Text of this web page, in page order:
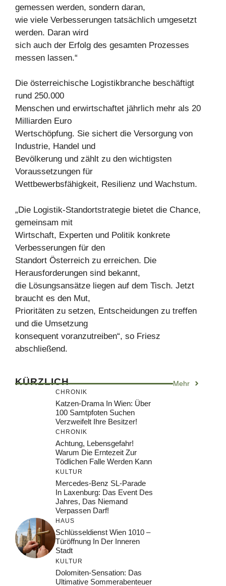
gemessen werden, sondern daran,
wie viele Verbesserungen tatsächlich umgesetzt
werden. Daran wird
sich auch der Erfolg des gesamten Prozesses
messen lassen.“
Die österreichische Logistikbranche beschäftigt
rund 250.000
Menschen und erwirtschaftet jährlich mehr als 20
Milliarden Euro
Wertschöpfung. Sie sichert die Versorgung von
Industrie, Handel und
Bevölkerung und zählt zu den wichtigsten
Voraussetzungen für
Wettbewerbsfähigkeit, Resilienz und Wachstum.
„Die Logistik-Standortstrategie bietet die Chance,
gemeinsam mit
Wirtschaft, Experten und Politik konkrete
Verbesserungen für den
Standort Österreich zu erreichen. Die
Herausforderungen sind bekannt,
die Lösungsansätze liegen auf dem Tisch. Jetzt
braucht es den Mut,
Prioritäten zu setzen, Entscheidungen zu treffen
und die Umsetzung
konsequent voranzutreiben“, so Friesz
abschließend.
KÜRZLICH Mehr
CHRONIK
Katzen-Drama In Wien: Über
100 Samtpfoten Suchen
Verzweifelt Ihre Besitzer!
CHRONIK
Achtung, Lebensgefahr!
Warum Die Erntezeit Zur
Tödlichen Falle Werden Kann
KULTUR
Mercedes-Benz SL-Parade
In Laxenburg: Das Event Des
Jahres, Das Niemand
Verpassen Darf!
HAUS
Schlüsseldienst Wien 1010 –
Türöffnung In Der Inneren
Stadt
KULTUR
Dolomiten-Sensation: Das
Ultimative Sommerabenteuer